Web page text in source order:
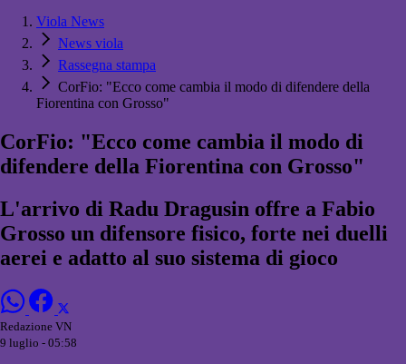
Viola News
News viola
Rassegna stampa
CorFio: "Ecco come cambia il modo di difendere della
Fiorentina con Grosso"
CorFio: "Ecco come cambia il modo di
difendere della Fiorentina con Grosso"
L'arrivo di Radu Dragusin offre a Fabio
Grosso un difensore fisico, forte nei duelli
aerei e adatto al suo sistema di gioco
Redazione VN
9 luglio - 05:58